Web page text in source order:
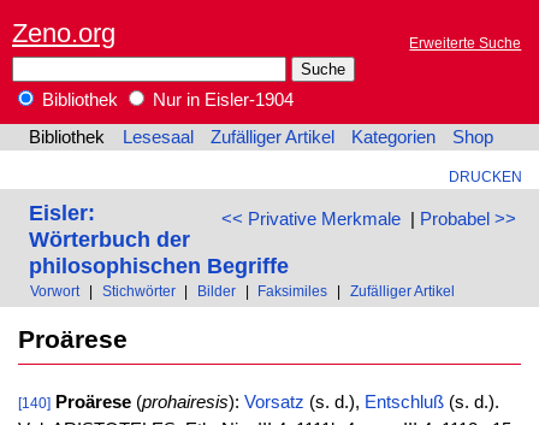
Zeno.org Erweiterte Suche
Bibliothek
Nur in Eisler-1904
Bibliothek
Lesesaal Zufälliger Artikel Kategorien Shop
DRUCKEN
<< Privative Merkmale| Probabel >>
Eisler:
Wörterbuch der
philosophischen Begriffe
Vorwort Stichwörter Bilder Faksimiles Zufälliger Artikel
Proärese
[140] Proärese(prohairesis): Vorsatz (s. d.), Entschluß(s. d.).